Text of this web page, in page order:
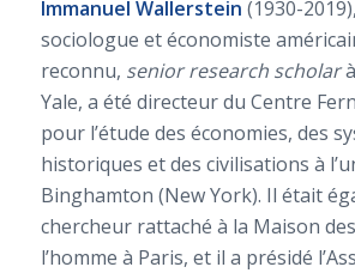
Immanuel Wallerstein (1930-
sociologue et économiste
reconnu, senior research scholar
Yale, a été directeur du Centre
pour l’étude des économies, des
historiques et des civilisations à
Binghamton (New York). Il était
chercheur rattaché à la Maison
l’homme à Paris, et il a présidé